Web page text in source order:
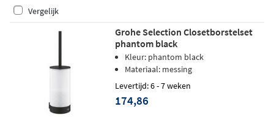
Vergelijk
Grohe Selection Closetborstelset
phantom black
Kleur: phantom black
Materiaal: messing
Levertijd: 6 - 7 weken
174,86